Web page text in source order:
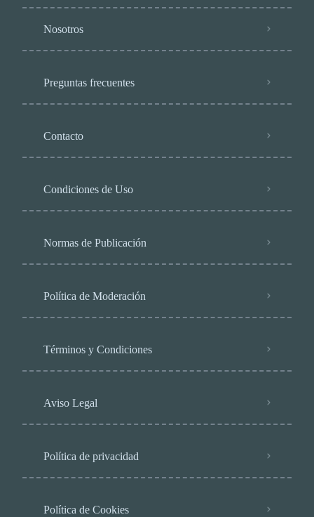
Nosotros
Preguntas frecuentes
Contacto
Condiciones de Uso
Normas de Publicación
Política de Moderación
Términos y Condiciones
Aviso Legal
Política de privacidad
Política de Cookies